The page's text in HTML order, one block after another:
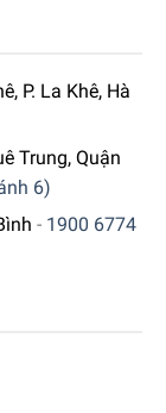
, tiêu thụ~9,5 lít
khoảng
cao hơn so với
Bosch
P. La Khê, Hà
Trung, Quận
6)
- 1900 6774